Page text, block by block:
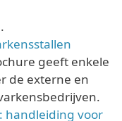
geeft enkele
de externe en
handleiding voor